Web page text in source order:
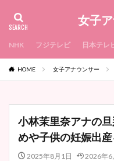
女子
NHK フジテレビ 日本テレ
HOME 女子アナウンサー
小林茉里奈アナの
めや子供の妊娠出産
2025年8月1日 2026年6